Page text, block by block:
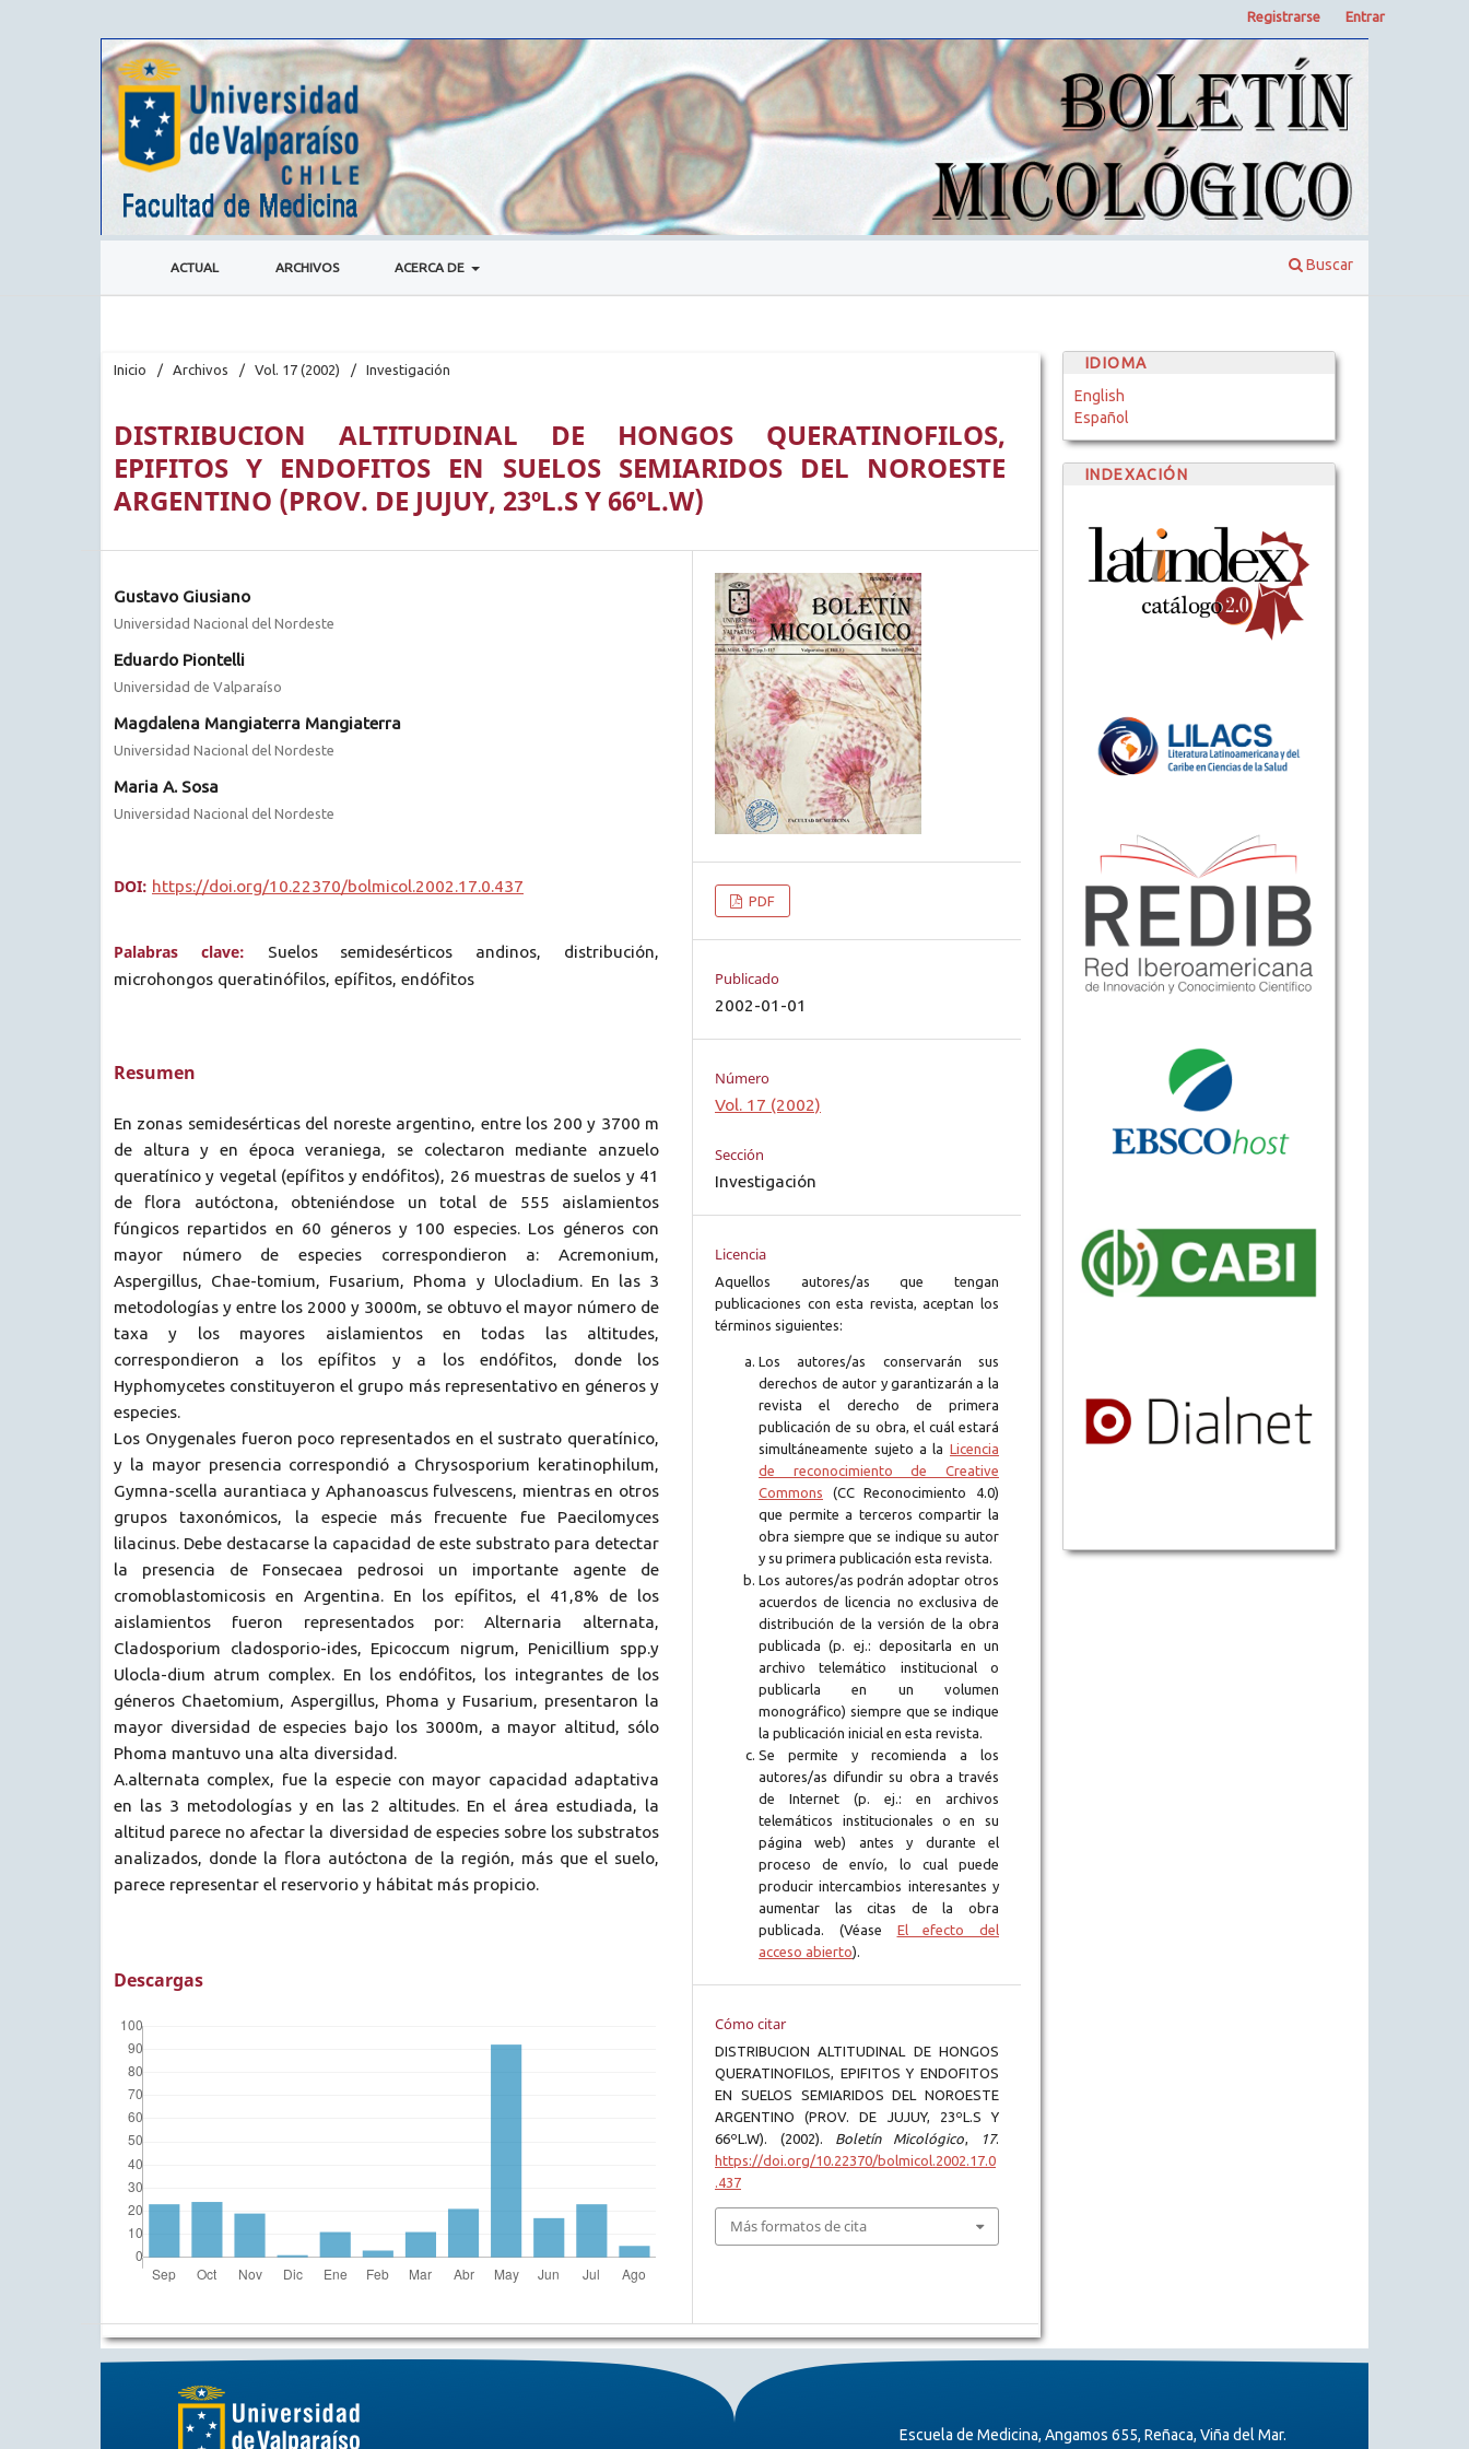
ACTUAL ARCHIVOS ACERCA DE Buscar
Registrarse Entrar
Inicio / Archivos / Vol. 17 (2002) / Investigación
DISTRIBUCION ALTITUDINAL DE HONGOS QUERATINOFILOS,
EPIFITOS Y ENDOFITOS EN SUELOS SEMIARIDOS DEL NOROESTE
ARGENTINO (PROV. DE JUJUY, 23ºL.S Y 66ºL.W)
Gustavo Giusiano
Universidad Nacional del Nordeste
Eduardo Piontelli
Universidad de Valparaíso
Magdalena Mangiaterra Mangiaterra
Universidad Nacional del Nordeste
Maria A. Sosa
Universidad Nacional del Nordeste
DOI: https://doi.org/10.22370/bolmicol.2002.17.0.437
Palabras clave:
Suelos semidesérticos andinos, distribución,
microhongos queratinófilos, epífitos, endófitos
Resumen
En zonas semidesérticas del noreste argentino, entre los 200 y 3700 m
de altura y en época veraniega, se colectaron mediante anzuelo
queratínico y vegetal (epífitos y endófitos), 26 muestras de suelos y 41
de flora autóctona, obteniéndose un total de 555 aislamientos
fúngicos repartidos en 60 géneros y 100 especies. Los géneros con
mayor número de especies correspondieron a: Acremonium,
Aspergillus, Chae-tomium, Fusarium, Phoma y Ulocladium. En las 3
metodologías y entre los 2000 y 3000m, se obtuvo el mayor número de
taxa y los mayores aislamientos en todas las altitudes,
correspondieron a los epífitos y a los endófitos, donde los
Hyphomycetes constituyeron el grupo más representativo en géneros y
especies.
Los Onygenales fueron poco representados en el sustrato queratínico,
y la mayor presencia correspondió a Chrysosporium keratinophilum,
Gymna-scella aurantiaca y Aphanoascus fulvescens, mientras en otros
grupos taxonómicos, la especie más frecuente fue Paecilomyces
lilacinus. Debe destacarse la capacidad de este substrato para detectar
la presencia de Fonsecaea pedrosoi un importante agente de
cromoblastomicosis en Argentina. En los epífitos, el 41,8% de los
aislamientos fueron representados por: Alternaria alternata,
Cladosporium cladosporio-ides, Epicoccum nigrum, Penicillium spp.y
Ulocla-dium atrum complex. En los endófitos, los integrantes de los
géneros Chaetomium, Aspergillus, Phoma y Fusarium, presentaron la
mayor diversidad de especies bajo los 3000m, a mayor altitud, sólo
Phoma mantuvo una alta diversidad.
A.alternata complex, fue la especie con mayor capacidad adaptativa
en las 3 metodologías y en las 2 altitudes. En el área estudiada, la
altitud parece no afectar la diversidad de especies sobre los substratos
analizados, donde la flora autóctona de la región, más que el suelo,
parece representar el reservorio y hábitat más propicio.
Descargas
PDF
Publicado
2002-01-01
Número
Vol. 17 (2002)
Sección
Investigación
Licencia
Aquellos autores/as que tengan
publicaciones con esta revista, aceptan los
términos siguientes:
Los autores/as conservarán sus
derechos de autor y garantizarán a la
revista el derecho de primera
publicación de su obra, el cuál estará
simultáneamente sujeto a la Licencia
de reconocimiento de Creative
Commons (CC Reconocimiento 4.0)
que permite a terceros compartir la
obra siempre que se indique su autor
y su primera publicación esta revista.
Los autores/as podrán adoptar otros
acuerdos de licencia no exclusiva de
distribución de la versión de la obra
publicada (p. ej.: depositarla en un
archivo telemático institucional o
publicarla en un volumen
monográfico) siempre que se indique
la publicación inicial en esta revista.
Se permite y recomienda a los
autores/as difundir su obra a través
de Internet (p. ej.: en archivos
telemáticos institucionales o en su
página web) antes y durante el
proceso de envío, lo cual puede
producir intercambios interesantes y
aumentar las citas de la obra
publicada. (Véase El efecto del
acceso abierto).
Cómo citar
DISTRIBUCION ALTITUDINAL DE HONGOS
QUERATINOFILOS, EPIFITOS Y ENDOFITOS
EN SUELOS SEMIARIDOS DEL NOROESTE
ARGENTINO (PROV. DE JUJUY, 23ºL.S Y
66ºL.W). (2002). Boletín Micológico, 17.
https://doi.org/10.22370/bolmicol.2002.17.0
.437
Más formatos de cita
IDIOMA
English
Español
INDEXACIÓN
Escuela de Medicina, Angamos 655, Reñaca, Viña del Mar.